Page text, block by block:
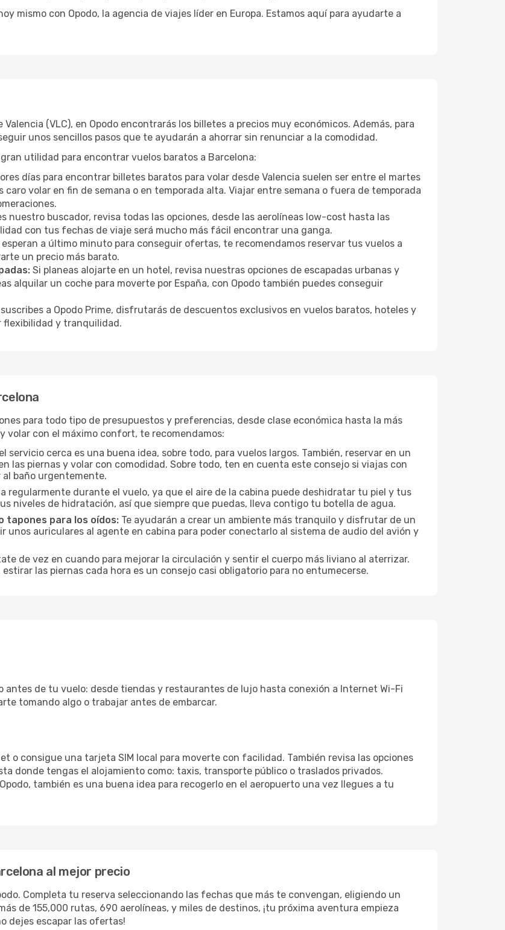
mismo con Opodo, la agencia de viajes líder en Europa. Estamos aquí para ayudarte a
(VLC), en Opodo encontrarás los billetes a precios muy económicos. Además, para
unos sencillos pasos que te ayudarán a ahorrar sin renunciar a la comodidad.
utilidad para encontrar vuelos baratos a Barcelona:
días para encontrar billetes baratos para volar desde Valencia suelen ser entre el martes
volar en fin de semana o en temporada alta. Viajar entre semana o fuera de temporada
nuestro buscador, revisa todas las opciones, desde las aerolíneas low-cost hasta las
con tus fechas de viaje será mucho más fácil encontrar una ganga.
a último minuto para conseguir ofertas, te recomendamos reservar tus vuelos a
un precio más barato.
Si planeas alojarte en un hotel, revisa nuestras opciones de escapadas urbanas y
alquilar un coche para moverte por España, con Opodo también puedes conseguir
a Opodo Prime, disfrutarás de descuentos exclusivos en vuelos baratos, hoteles y
flexibilidad y tranquilidad.
para todo tipo de presupuestos y preferencias, desde clase económica hasta la más
volar con el máximo confort, te recomendamos:
servicio cerca es una buena idea, sobre todo, para vuelos largos. También, reservar en un
las piernas y volar con comodidad. Sobre todo, ten en cuenta este consejo si viajas con
al baño urgentemente.
regularmente durante el vuelo, ya que el aire de la cabina puede deshidratar tu piel y tus
niveles de hidratación, así que siempre que puedas, lleva contigo tu botella de agua.
tapones para los oídos: Te ayudarán a crear un ambiente más tranquilo y disfrutar de un
unos auriculares al agente en cabina para poder conectarlo al sistema de audio del avión y
de vez en cuando para mejorar la circulación y sentir el cuerpo más liviano al aterrizar.
las piernas cada hora es un consejo casi obligatorio para no entumecerse.
antes de tu vuelo: desde tiendas y restaurantes de lujo hasta conexión a Internet Wi-Fi
tomando algo o trabajar antes de embarcar.
o consigue una tarjeta SIM local para moverte con facilidad. También revisa las opciones
donde tengas el alojamiento como: taxis, transporte público o traslados privados.
también es una buena idea para recogerlo en el aeropuerto una vez llegues a tu
al mejor precio
Completa tu reserva seleccionando las fechas que más te convengan, eligiendo un
de 155,000 rutas, 690 aerolíneas, y miles de destinos, ¡tu próxima aventura empieza
dejes escapar las ofertas!